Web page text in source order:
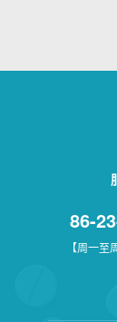
86-
【周一至